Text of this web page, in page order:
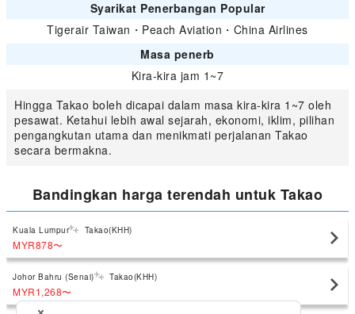
Syarikat Penerbangan Popular
Tigerair Taiwan ・ Peach Aviation ・ China Airlines
Masa penerb
Kira-kira jam 1~7
Hingga Takao boleh dicapai dalam masa kira-kira 1~7 oleh
pesawat. Ketahui lebih awal sejarah, ekonomi, iklim, pilihan
pengangkutan utama dan menikmati perjalanan Takao
secara bermakna.
Bandingkan harga terendah untuk Takao
Kuala Lumpur Takao(KHH)
MYR878〜
Johor Bahru (Senai) Takao(KHH)
MYR1,268〜